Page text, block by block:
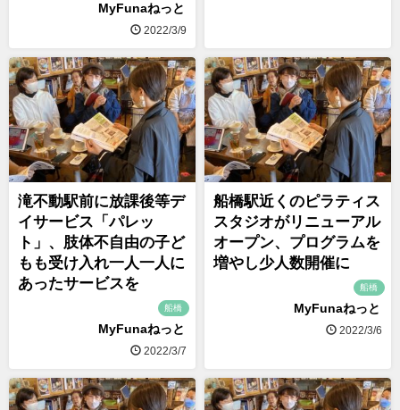
MyFunaねっと
2022/3/9
滝不動駅前に放課後等デ
イサービス「パレッ
ト」、肢体不自由の子ど
もも受け入れ一人一人に
あったサービスを
船橋
MyFunaねっと
2022/3/7
船橋駅近くのピラティス
スタジオがリニューアル
オープン、プログラムを
増やし少人数開催に
船橋
MyFunaねっと
2022/3/6